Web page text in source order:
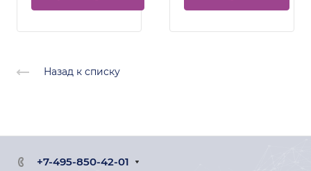
Назад к списку
+7-495-850-42-01